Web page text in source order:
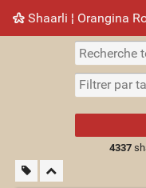
Shaarli ¦ Orangina
Nuage de tags Mur
4337